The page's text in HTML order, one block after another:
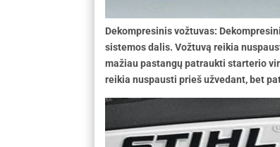
Dekompresinis vožtuvas:
sistemos dalis. Vožtuvą reikia
mažiau pastangų patraukti starterio
reikia nuspausti prieš užvedant, bet